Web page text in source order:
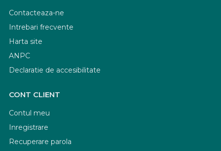
Contacteaza-ne
Intrebari frecvente
Harta site
ANPC
Declaratie de accesibilitate
CONT CLIENT
Contul meu
Inregistrare
Recuperare parola